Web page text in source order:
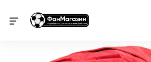
Спартак